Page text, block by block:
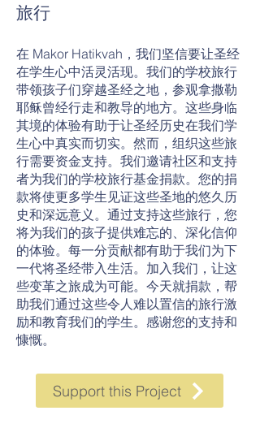
旅行
在 Makor Hatikvah，我们坚信要让圣经
在学生心中活灵活现。我们的学校旅行
带领孩子们穿越圣经之地，参观拿撒勒
耶稣曾经行走和教导的地方。这些身临
其境的体验有助于让圣经历史在我们学
生心中真实而切实。然而，组织这些旅
行需要资金支持。我们邀请社区和支持
者为我们的学校旅行基金捐款。您的捐
款将使更多学生见证这些圣地的悠久历
史和深远意义。通过支持这些旅行，您
将为我们的孩子提供难忘的、深化信仰
的体验。每一分贡献都有助于我们为下
一代将圣经带入生活。加入我们，让这
些变革之旅成为可能。今天就捐款，帮
助我们通过这些令人难以置信的旅行激
励和教育我们的学生。感谢您的支持和
慷慨。
Support this Project